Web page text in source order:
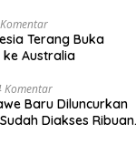
Terang Buka
Australia
Komentar
Baru Diluncurkan
Diakses Ribuan